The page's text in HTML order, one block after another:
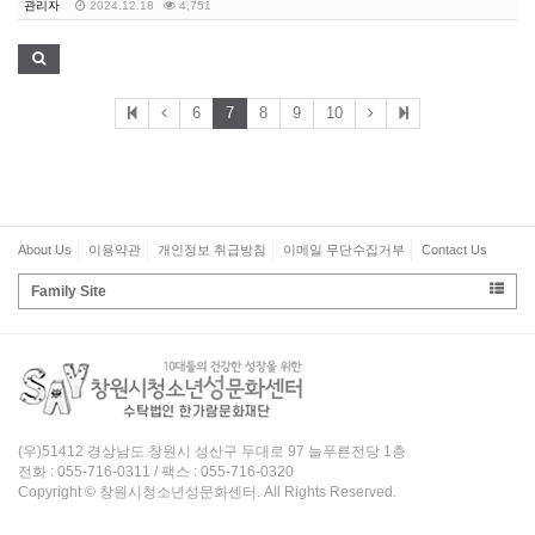
관리자 2024.12.18 4,751
6 7 8 9 10
About Us 이용약관 개인정보 취급방침 이메일 무단수집거부 Contact Us
Family Site
(우)51412 경상남도 창원시 성산구 두대로 97 늘푸른전당 1층
전화 : 055-716-0311 / 팩스 : 055-716-0320
Copyright © 창원시청소년성문화센터. All Rights Reserved.